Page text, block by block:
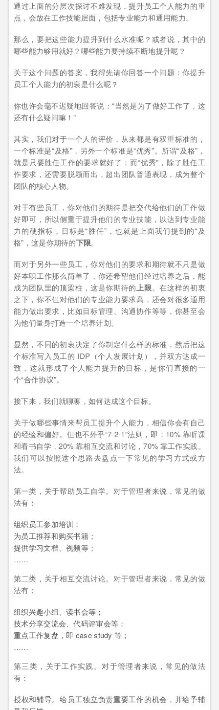
通过上面的分层次探讨不难发现，提升员工个人能力的重
点，会放在工作技能层面，包括专业能力和通用能力。
那么，要把这些能力提升到什么水准呢？或者说，其中的
哪些能力够用就好？哪些能力要持续不断地提升呢？
关于这个问题的答案，我得先请你回答一个问题：你提升
员工个人能力的初衷是什么呢？
你也许会毫不迟疑地回答说：“当然是为了做好工作了，这
还有什么疑问嘛！”
其实，我们对于一个人的评价，从来都是有双重标准的，
一个标准是“及格”，另外一个标准是“优秀”。所谓“及格”，
就是只要胜任工作的要求就好了；而“优秀”，除了胜任工
作要求，还需要脱颖而出，超出团队普通表现，成为整个
团队的核心人物。
对于有些员工，你对他们的期待是把交代给他们的工作做
好即可，所以侧重于提升他们的专业技能，以达到专业能
力的硬指标，目标是“胜任”，也就是上面我们提到的“及
格”，这是你期待的下限。
而对于另外一些员工，你对他们的要求和期待就不只是做
好本职工作那么简单了，你还希望他们经过培养之后，能
成为团队里的顶梁柱，这是你期待的上限。在这样的初衷
之下，你不但对他们的专业能力要求高，还会对很多通用
能力做出要求，比如目标管理、沟通协作等等，你甚至会
为他们量身打造一个培养计划。
显然，不同的初衷决定了你制定什么样的标准，然后把这
个标准写入员工的 IDP（个人发展计划），并双方达成一
致，这就形成了个人能力提升的目标，是你们直接的一
个“合作协议”。
接下来，我们就聊聊，如何达成这个目标。
关于做哪些事情来帮员工提升个人能力，相信你会有自己
的经验和偏好。但也不外乎“7-2-1”法则，即：10% 靠听课
和看书自学，20% 靠相互交流和讨论，70% 靠工作实践。
我们可以按照这个思路去盘点一下常见的学习方式或方
法。
第一类，关于帮助员工自学。对于管理者来说，常见的做
法有：
组织员工参加培训；
为员工推荐和购买书籍；
提供学习文档、视频等；
……
第二类，关于相互交流讨论。对于管理者来说，常见的做
法有：
组织兴趣小组、读书会等；
技术分享交流会、代码评审会等；
重点工作复盘，即 case study 等；
……
第三类，关于工作实践。对于管理者来说，常见的做法
有：
授权和辅导。给员工独立负责重要工作的机会，并给予辅